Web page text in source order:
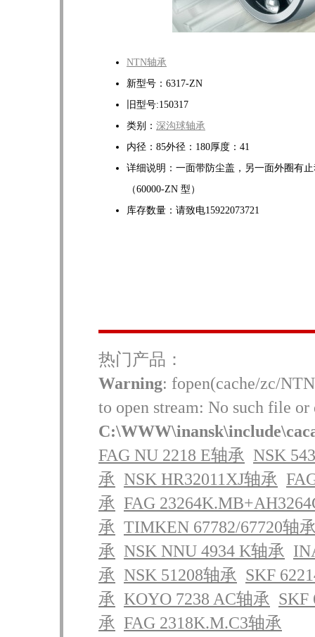
NTN轴承
新型号：6317-ZN
旧型号:150317
类别： 深沟球轴承
内径：85外径：180厚度：41
详细说明：一面带防尘盖，另一面外圈有
（60000-ZN 型）
库存数量：请致电15922073721
热门产品：
Warning: fopen(cache/zc/
to open stream: No such file
FAG NU 2218 E轴承 NSK
承 NSK HR32011XJ轴承
承 FAG
承 TIMKEN 67782/67720轴
承 NSK NNU 4934 K轴承
承 NSK 51208轴承 SKF
承 KOYO 7238 AC轴承 SKF
承 FAG 2318K.M.C3轴承